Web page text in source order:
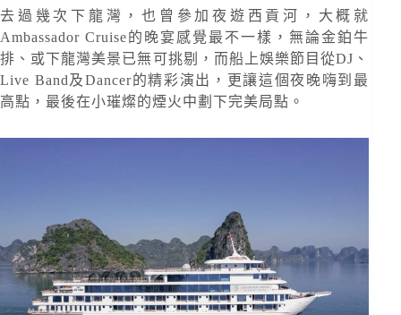
去過幾次下龍灣，也曾參加夜遊西貢河，大概就
Ambassador Cruise的晚宴感覺最不一樣，無論金鉑牛
排、或下龍灣美景已無可挑剔，而船上娛樂節目從DJ、
Live Band及Dancer的精彩演出，更讓這個夜晚嗨到最
高點，最後在小璀燦的煙火中劃下完美局點。